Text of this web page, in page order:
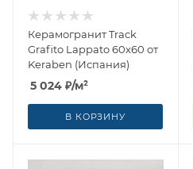
Керамогранит Track
Grafito Lappato 60x60 от
Keraben (Испания)
5 024 ₽/м²
В КОРЗИНУ